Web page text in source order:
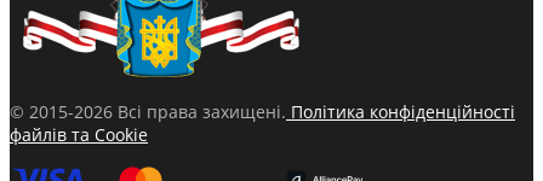
© 2015-2026 Всі права захищені. Політика конфіденційності
файлів та Cookie